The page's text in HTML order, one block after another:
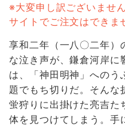
※大変申し訳ございませ
サイトでご注文はできま
享和二年（一八〇二年）
な泣き声が、鎌倉河岸に
は、「神田明神」へのう
題でもち切りだ。そんな
蛍狩りに出掛けた亮吉た
体を見つけてしまう。手